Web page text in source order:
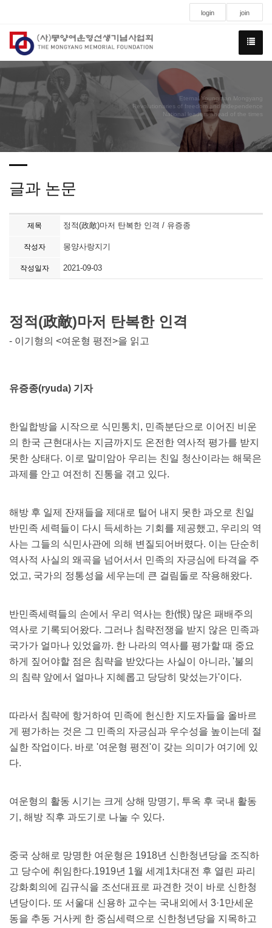
login join
Eternal Youngman Mongyang
Revolutionaries of freedom and independence
National leaders ahead of the times
글과 논문
제목 정적(政敵)마저 탄복한 인격 / 유증종
작성자 몽양사랑지기
작성일자 2021-09-03
정적(政敵)마저 탄복한 인격
- 이기형의 <여운형 평전>을 읽고
유증종(ryuda) 기자
한일합방을 시작으로 식민통치, 민족분단으로 이어진 비운
의 한국 근현대사는 지금까지도 온전한 역사적 평가를 받지
못한 상태다. 이로 말미암아 우리는 친일 청산이라는 해묵은
과제를 안고 여전히 진통을 겪고 있다.
해방 후 일제 잔재들을 제대로 털어 내지 못한 과오로 친일
반민족 세력들이 다시 득세하는 기회를 제공했고, 우리의 역
사는 그들의 식민사관에 의해 변질되어버렸다. 이는 단순히
역사적 사실의 왜곡을 넘어서서 민족의 자긍심에 타격을 주
었고, 국가의 정통성을 세우는데 큰 걸림돌로 작용해왔다.
반민족세력들의 손에서 우리 역사는 한(恨) 많은 패배주의
역사로 기록되어왔다. 그러나 침략전쟁을 받지 않은 민족과
국가가 얼마나 있었을까. 한 나라의 역사를 평가할 때 중요
하게 짚어야할 점은 침략을 받았다는 사실이 아니라, '불의
의 침략 앞에서 얼마나 지혜롭고 당당히 맞섰는가'이다.
따라서 침략에 항거하여 민족에 헌신한 지도자들을 올바르
게 평가하는 것은 그 민족의 자긍심과 우수성을 높이는데 절
실한 작업이다. 바로 '여운형 평전'이 갖는 의미가 여기에 있
다.
여운형의 활동 시기는 크게 상해 망명기, 투옥 후 국내 활동
기, 해방 직후 과도기로 나눌 수 있다.
중국 상해로 망명한 여운형은 1918년 신한청년당을 조직하
고 당수에 취임한다.1919년 1월 세계1차대전 후 열린 파리
강화회의에 김규식을 조선대표로 파견한 것이 바로 신한청
년당이다. 또 서울대 신용하 교수는 국내외에서 3·1만세운
동을 추동 거사케 한 중심세력으로 신한청년당을 지목하고